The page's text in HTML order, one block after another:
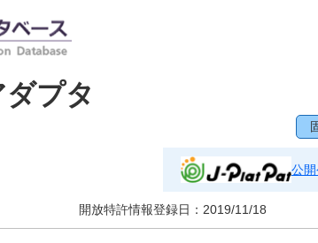
プタ
公
開放特許情報登録日： 2019/11/18